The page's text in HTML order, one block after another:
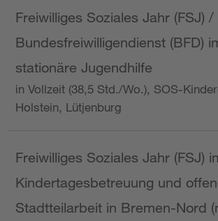
Freiwilliges Soziales Jahr (FSJ) /
Bundesfreiwilligendienst (BFD)
stationäre Jugendhilfe
in Vollzeit (38,5 Std./Wo.), SOS-
Holstein, Lütjenburg
Freiwilliges Soziales Jahr (FSJ)
Kindertagesbetreuung und
Stadtteilarbeit in Bremen-Nord